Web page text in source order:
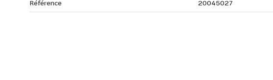
Référence
20045027